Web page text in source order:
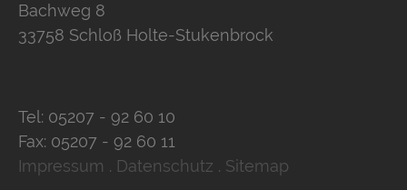
Bachweg 8
33758 Schloß Holte-Stukenbrock
Tel: 05207 - 92 60 10
Fax: 05207 - 92 60 11
Impressum . Datenschutz . Sitemap